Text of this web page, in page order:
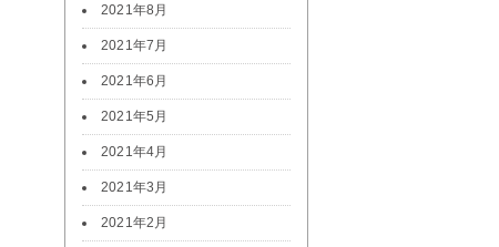
2021年8月
2021年7月
2021年6月
2021年5月
2021年4月
2021年3月
2021年2月